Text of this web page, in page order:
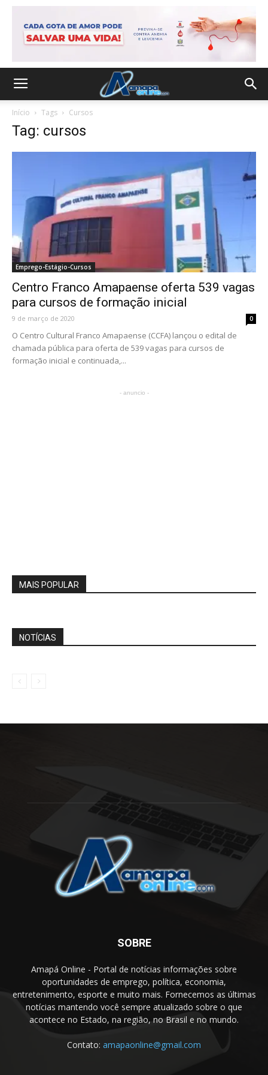
Início Tags Cursos
Tag: cursos
Emprego-Estágio-Cursos
Centro Franco Amapaense oferta 539 vagas
para cursos de formação inicial
9 de março de 2020 0
O Centro Cultural Franco Amapaense (CCFA) lançou o edital de
chamada pública para oferta de 539 vagas para cursos de
formação inicial e continuada,...
- anuncio -
MAIS POPULAR
NOTÍCIAS
SOBRE
Amapá Online - Portal de notícias informações sobre
oportunidades de emprego, política, economia,
entretenimento, esporte e muito mais. Fornecemos as últimas
notícias mantendo você sempre atualizado sobre o que
acontece no Estado, na região, no Brasil e no mundo.
Contato: amapaonline@gmail.com